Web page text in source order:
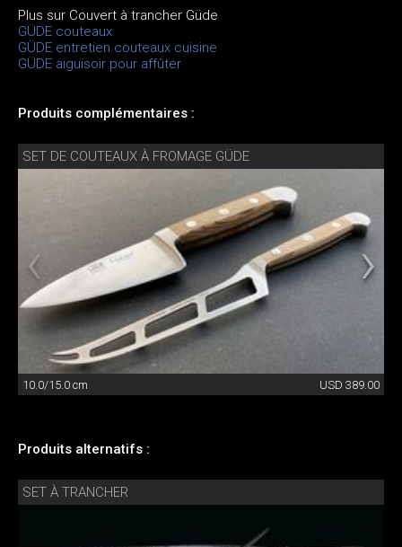
Plus sur Couvert à trancher Güde
GÜDE couteaux
GÜDE entretien couteaux cuisine
GÜDE aiguisoir pour affûter
Produits complémentaires :
SET DE COUTEAUX À FROMAGE GÜDE
10.0/15.0 cm USD 389.00
Produits alternatifs :
SET À TRANCHER